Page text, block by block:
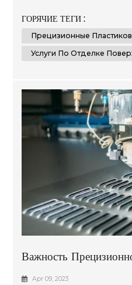
отвечающих требованиям
разных отраслях, таких
производство
ГОРЯЧИЕ ТЕГИ :
Прецизионные
Услуги По Отделке
Важность
Листового Металла
Apr 09, 2023